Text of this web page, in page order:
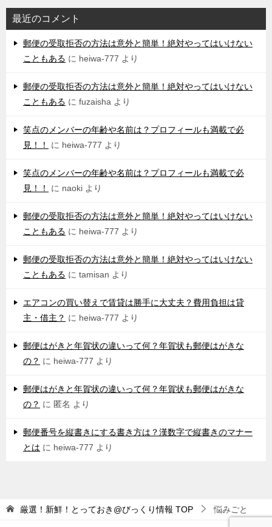
最近のコメント
郵便の受取拒否の方法は意外と簡単！絶対やってはいけない
こともある に heiwa-777 より
郵便の受取拒否の方法は意外と簡単！絶対やってはいけない
こともある に fuzaisha より
笑点のメンバーの年齢や名前は？プロフィールも満載で必
見！！
に heiwa-777 より
笑点のメンバーの年齢や名前は？プロフィールも満載で必
見！！
に naoki より
郵便の受取拒否の方法は意外と簡単！絶対やってはいけない
こともある に heiwa-777 より
郵便の受取拒否の方法は意外と簡単！絶対やってはいけない
こともある に tamisan より
エアコンの買い替えで賃貸は勝手に大丈夫？費用負担は貸
主・借主？ に heiwa-777 より
郵便はがきと年賀状の違いって何？年賀状も郵便はがきな
の？ に heiwa-777 より
郵便はがきと年賀状の違いって何？年賀状も郵便はがきな
の？ に 匿名 より
郵便番号を縦書きにする書き方は？漢数字で縦書きのマナー
とは に heiwa-777 より
厳選！新鮮！とっておき@びっくり情報 TOP 悩みごと